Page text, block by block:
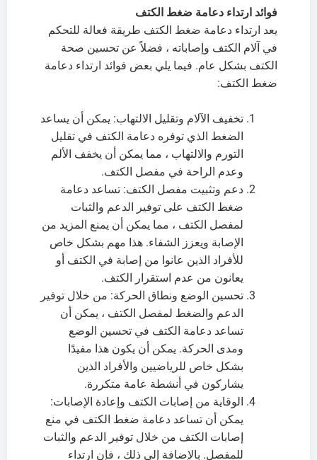
فوائد ارتداء دعامة ضغط الكتف
يعد ارتداء دعامة ضغط الكتف طريقة فعالة للتحكم
في آلام الكتف وإصاباته ، فضلاً عن تحسين صحة
الكتف بشكل عام. فيما يلي بعض فوائد ارتداء دعامة
ضغط الكتف:
تخفيف الآلام وتقليل الالتهاب: يمكن أن يساعد
الضغط الذي توفره دعامة الكتف في تقليل
التورم والالتهاب ، مما يمكن أن يخفف الألم
وعدم الراحة في مفصل الكتف.
دعم وتثبيت مفصل الكتف: تساعد دعامة
ضغط الكتف على توفير الدعم والثبات
لمفصل الكتف ، مما يمكن أن يمنع المزيد من
الإصابة ويعزز الشفاء. هذا مهم بشكل خاص
للأفراد الذين عانوا من إصابة في الكتف أو
يعانون من عدم استقرار الكتف.
تحسين الوضع ونطاق الحركة: من خلال توفير
الدعم والضغط لمفصل الكتف ، يمكن أن
تساعد دعامة الكتف في تحسين الوضع
ومدى الحركة. يمكن أن يكون هذا مفيدًا
بشكل خاص للرياضيين والأفراد الذين
يشاركون في أنشطة عامة متكررة.
الوقاية من إصابات الكتف وإعادة الإصابات:
يمكن أن تساعد دعامة ضغط الكتف في منع
إصابات الكتف من خلال توفير الدعم والثبات
للمفصل. بالإضافة إلى ذلك ، فإن ارتداء